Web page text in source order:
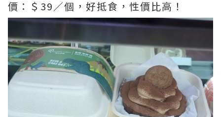
價：＄39／個，好抵食，性價比高！